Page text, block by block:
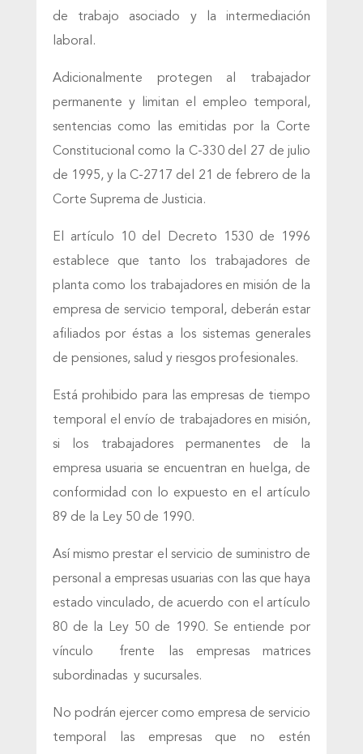
de trabajo asociado y la intermediación
laboral.
Adicionalmente protegen al trabajador
permanente y limitan el empleo temporal,
sentencias como las emitidas por la Corte
Constitucional como la C-330 del 27 de julio
de 1995, y la C-2717 del 21 de febrero de la
Corte Suprema de Justicia.
El artículo 10 del Decreto 1530 de 1996
establece que tanto los trabajadores de
planta como los trabajadores en misión de la
empresa de servicio temporal, deberán estar
afiliados por éstas a los sistemas generales
de pensiones, salud y riesgos profesionales.
Está prohibido para las empresas de tiempo
temporal el envío de trabajadores en misión,
si los trabajadores permanentes de la
empresa usuaria se encuentran en huelga, de
conformidad con lo expuesto en el artículo
89 de la Ley 50 de 1990.
Así mismo prestar el servicio de suministro de
personal a empresas usuarias con las que haya
estado vinculado, de acuerdo con el artículo
80 de la Ley 50 de 1990. Se entiende por
vínculo frente las empresas matrices
subordinadas y sucursales.
No podrán ejercer como empresa de servicio
temporal las empresas que no estén